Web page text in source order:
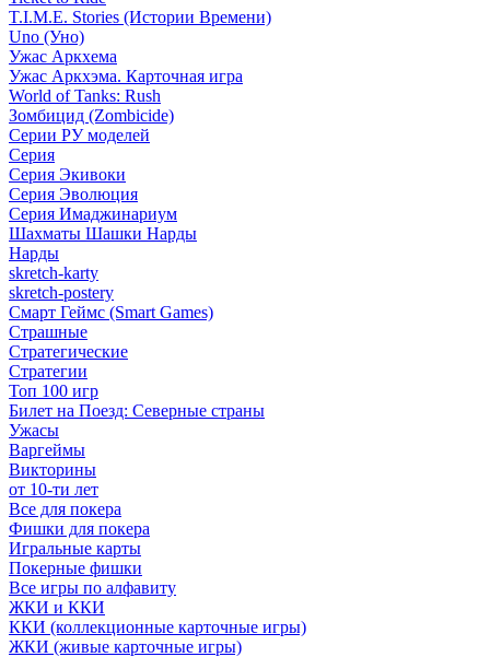
T.I.M.E. Stories (Истории Времени)
Uno (Уно)
Ужас Аркхема
Ужас Аркхэма. Карточная игра
World of Tanks: Rush
Зомбицид (Zombicide)
Серии РУ моделей
Серия
Серия Экивоки
Серия Эволюция
Серия Имаджинариум
Шахматы Шашки Нарды
Нарды
skretch-karty
skretch-postery
Смарт Геймс (Smart Games)
Страшные
Стратегические
Стратегии
Топ 100 игр
Билет на Поезд: Северные страны
Ужасы
Варгеймы
Викторины
от 10-ти лет
Все для покера
Фишки для покера
Игральные карты
Покерные фишки
Все игры по алфавиту
ЖКИ и ККИ
ККИ (коллекционные карточные игры)
ЖКИ (живые карточные игры)